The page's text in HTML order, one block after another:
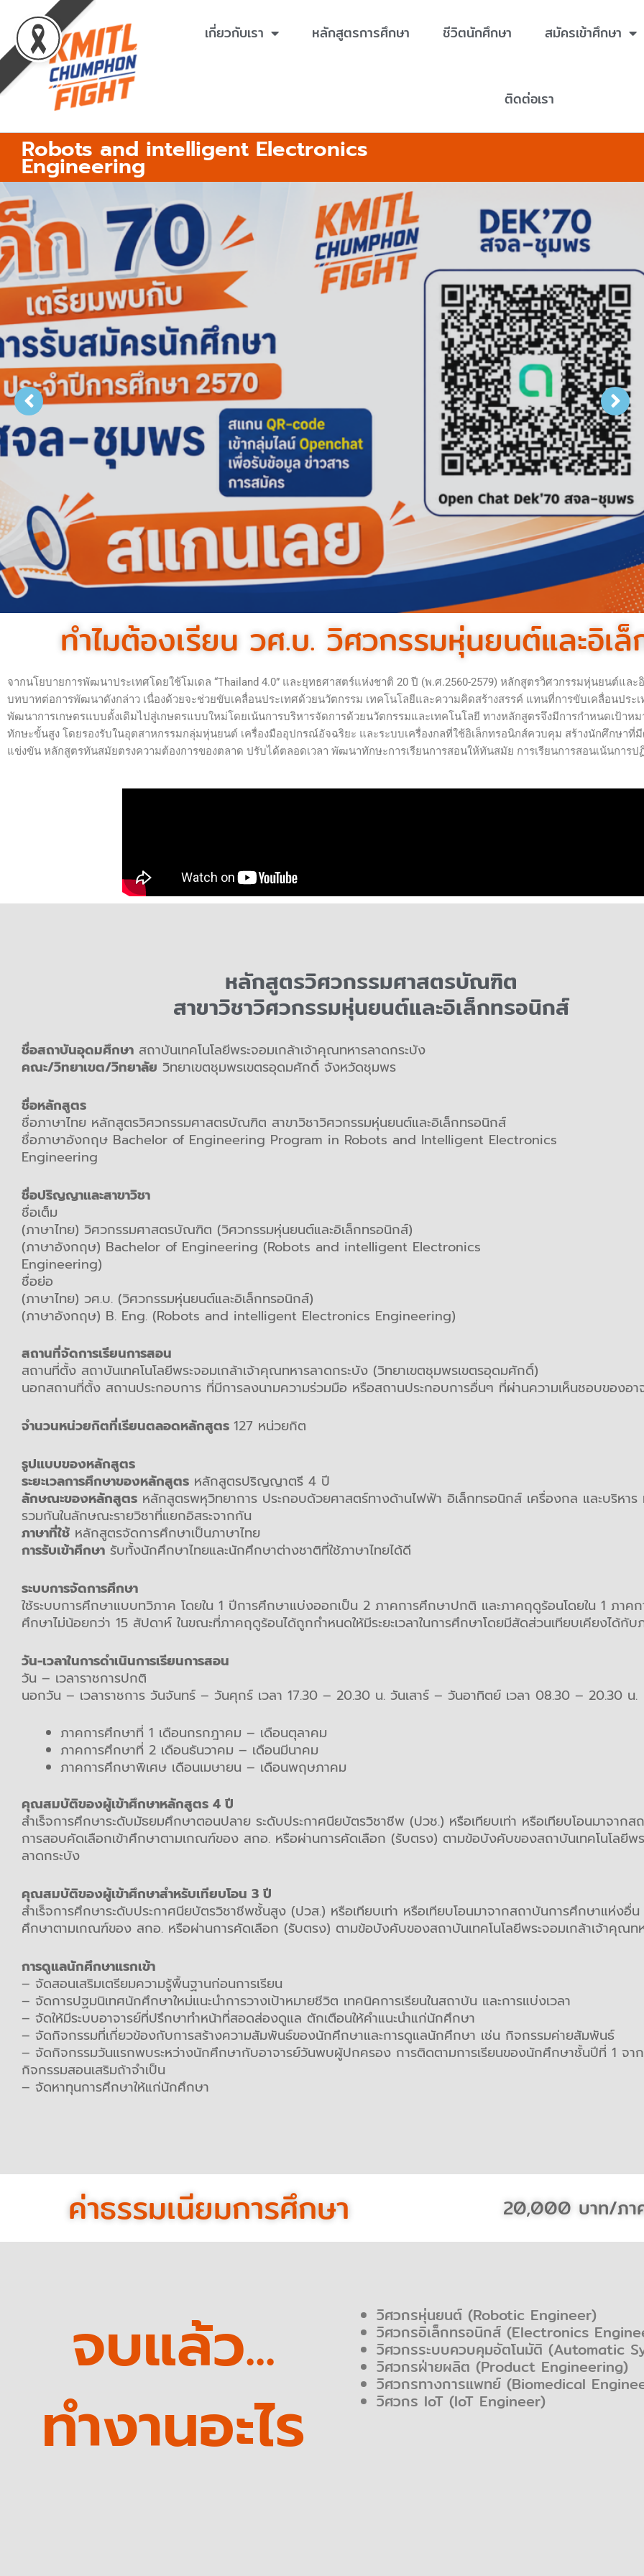
content
เกี่ยวกับเรา หลักสูตรการศึกษา ชีวิตนักศึกษา สมัครเข้าศึกษา
ติดต่อเรา
Robots and intelligent Electronics
Engineering
ทำไมต้องเรียน วศ.บ. วิศวกรรมหุ่นยนต์และอิเ
จากนโยบายการพัฒนาประเทศโดยใช้โมเดล “Thailand 4.0” และยุทธศาสตร์แห่งชาติ 20 ปี (พ.ศ.2560-2579) หลักสูตรวิศวกรรมหุ่นยนต์แล
บทบาทต่อการพัฒนาดังกล่าว เนื่องด้วยจะช่วยขับเคลื่อนประเทศด้วยนวัตกรรม เทคโนโลยีและความคิดสร้างสรรค์ แทนที่การขับเคลื่อนประ
พัฒนาการเกษตรแบบดั้งเดิมไปสู่เกษตรแบบใหม่โดยเน้นการบริหารจัดการด้วยนวัตกรรมและเทคโนโลยี ทางหลักสูตรจึงมีการกำหนดเป้าห
ทักษะขั้นสูง โดยรองรับในอุตสาหกรรมกลุ่มหุ่นยนต์ เครื่องมืออุปกรณ์อัจฉริยะ และระบบเครื่องกลที่ใช้อิเล็กทรอนิกส์ควบคุม สร้างนักศึกษาที่
แข่งขัน หลักสูตรทันสมัยตรงความต้องการของตลาด ปรับได้ตลอดเวลา พัฒนาทักษะการเรียนการสอนให้ทันสมัย การเรียนการสอนเน้นการป
หลักสูตรวิศวกรรมศาสตรบัณฑิต
สาขาวิชาวิศวกรรมหุ่นยนต์และอิเล็กทรอนิกส์
ชื่อสถาบันอุดมศึกษา สถาบันเทคโนโลยีพระจอมเกล้าเจ้าคุณทหารลาดกระบัง
คณะ/วิทยาเขต/วิทยาลัย วิทยาเขตชุมพรเขตรอุดมศักดิ์ จังหวัดชุมพร
ชื่อหลักสูตร
ชื่อภาษาไทย หลักสูตรวิศวกรรมศาสตรบัณฑิต สาขาวิชาวิศวกรรมหุ่นยนต์และอิเล็กทรอนิกส์
ชื่อภาษาอังกฤษ Bachelor of Engineering Program in Robots and Intelligent Electronics
Engineering
ชื่อปริญญาและสาขาวิชา
ชื่อเต็ม
(ภาษาไทย) วิศวกรรมศาสตรบัณฑิต (วิศวกรรมหุ่นยนต์และอิเล็กทรอนิกส์)
(ภาษาอังกฤษ) Bachelor of Engineering (Robots and intelligent Electronics
Engineering)
ชื่อย่อ
(ภาษาไทย) วศ.บ. (วิศวกรรมหุ่นยนต์และอิเล็กทรอนิกส์)
(ภาษาอังกฤษ) B. Eng. (Robots and intelligent Electronics Engineering)
สถานที่จัดการเรียนการสอน
สถานที่ตั้ง สถาบันเทคโนโลยีพระจอมเกล้าเจ้าคุณทหารลาดกระบัง (วิทยาเขตชุมพรเขตรอุดมศักดิ์)
นอกสถานที่ตั้ง สถานประกอบการ ที่มีการลงนามความร่วมมือ หรือสถานประกอบการอื่นๆ ที่ผ่านความเห็นชอบของอ
จำนวนหน่วยกิตที่เรียนตลอดหลักสูตร 127 หน่วยกิต
รูปแบบของหลักสูตร
ระยะเวลการศึกษาของหลักสูตร หลักสูตรปริญญาตรี 4 ปี
ลักษณะของหลักสูตร หลักสูตรพหุวิทยาการ ประกอบด้วยศาสตร์ทางด้านไฟฟ้า อิเล็กทรอนิกส์ เครื่องกล และบริหาร
รวมกันในลักษณะรายวิชาที่แยกอิสระจากกัน
ภาษาที่ใช้ หลักสูตรจัดการศึกษาเป็นภาษาไทย
การรับเข้าศึกษา รับทั้งนักศึกษาไทยและนักศึกษาต่างชาติที่ใช้ภาษาไทยได้ดี
ระบบการจัดการศึกษา
ใช้ระบบการศึกษาแบบทวิภาค โดยใน 1 ปีการศึกษาแบ่งออกเป็น 2 ภาคการศึกษาปกติ และภาคฤดูร้อนโดยใน 1 ภาคก
ศึกษาไม่น้อยกว่า 15 สัปดาห์ ในขณะที่ภาคฤดูร้อนได้ถูกกำหนดให้มีระยะเวลาในการศึกษาโดยมีสัดส่วนเทียบเคียงได้กั
วัน-เวลาในการดำเนินการเรียนการสอน
วัน – เวลาราชการปกติ
นอกวัน – เวลาราชการ วันจันทร์ – วันศุกร์ เวลา 17.30 – 20.30 น. วันเสาร์ – วันอาทิตย์ เวลา 08.30 – 20.30 น.
ภาคการศึกษาที่ 1 เดือนกรกฎาคม – เดือนตุลาคม
ภาคการศึกษาที่ 2 เดือนธันวาคม – เดือนมีนาคม
ภาคการศึกษาพิเศษ เดือนเมษายน – เดือนพฤษภาคม
คุณสมบัติของผู้เข้าศึกษาหลักสูตร 4 ปี
สำเร็จการศึกษาระดับมัธยมศึกษาตอนปลาย ระดับประกาศนียบัตรวิชาชีพ (ปวช.) หรือเทียบเท่า หรือเทียบโอนมาจาก
การสอบคัดเลือกเข้าศึกษาตามเกณฑ์ของ สกอ. หรือผ่านการคัดเลือก (รับตรง) ตามข้อบังคับของสถาบันเทคโนโลยีพ
ลาดกระบัง
คุณสมบัติของผู้เข้าศึกษาสำหรับเทียบโอน 3 ปี
สำเร็จการศึกษาระดับประกาศนียบัตรวิชาชีพชั้นสูง (ปวส.) หรือเทียบเท่า หรือเทียบโอนมาจากสถาบันการศึกษาแห่งอื่
ศึกษาตามเกณฑ์ของ สกอ. หรือผ่านการคัดเลือก (รับตรง) ตามข้อบังคับของสถาบันเทคโนโลยีพระจอมเกล้าเจ้าคุณท
การดูแลนักศึกษาแรกเข้า
– จัดสอนเสริมเตรียมความรู้พื้นฐานก่อนการเรียน
– จัดการปฐมนิเทศนักศึกษาใหม่แนะนำการวางเป้าหมายชีวิต เทคนิคการเรียนในสถาบัน และการแบ่งเวลา
– จัดให้มีระบบอาจารย์ที่ปรึกษาทำหน้าที่สอดส่องดูแล ตักเตือนให้คำแนะนำแก่นักศึกษา
– จัดกิจกรรมที่เกี่ยวข้องกับการสร้างความสัมพันธ์ของนักศึกษาและการดูแลนักศึกษา เช่น กิจกรรมค่ายสัมพันธ์
– จัดกิจกรรมวันแรกพบระหว่างนักศึกษากับอาจารย์วันพบผู้ปกครอง การติดตามการเรียนของนักศึกษาชั้นปีที่ 1 จา
กิจกรรมสอนเสริมถ้าจำเป็น
– จัดหาทุนการศึกษาให้แก่นักศึกษา
ค่าธรรมเนียมการศึกษา 20,000 บาท/ภา
จบแล้ว...
ทำงานอะไร
วิศวกรหุ่นยนต์ (Robotic Engineer)
วิศวกรอิเล็กทรอนิกส์ (Electronics
วิศวกรระบบควบคุมอัตโนมัติ (Automatic
วิศวกรฝ่ายผลิต (Product Engineering)
วิศวกรทางการแพทย์ (Biomedical
วิศวกร IoT (IoT Engineer)